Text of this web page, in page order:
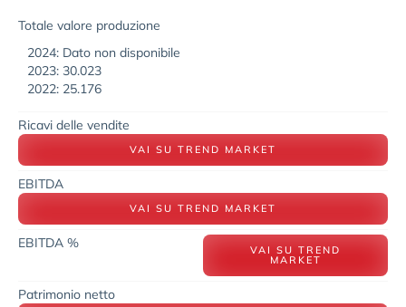
Totale valore produzione
2024: Dato non disponibile
2023: 30.023
2022: 25.176
Ricavi delle vendite
VAI SU TREND MARKET
EBITDA
VAI SU TREND MARKET
EBITDA % VAI SU TREND
MARKET
Patrimonio netto